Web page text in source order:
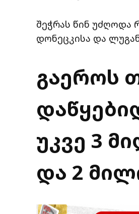
შეჭრას წინ უძღოდა
დონეცკისა და
გაეროს
უკვე 3
და 2